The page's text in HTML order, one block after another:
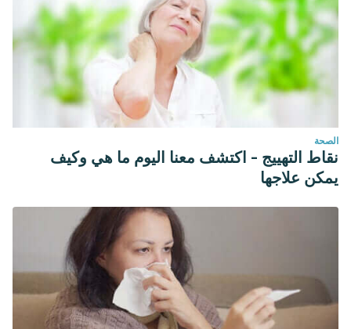
الصحة
نقاط التهييج - اكتشف معنا اليوم ما هي وكيف
يمكن علاجها